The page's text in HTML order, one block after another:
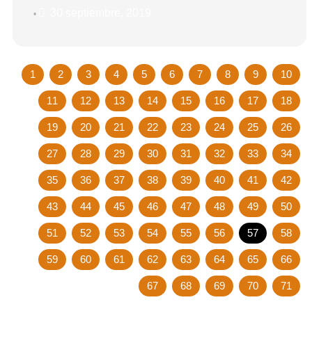
•
1 2 3 4 5 6 7 8 9 10
11 12 13 14 15 16 17 18
19 20 21 22 23 24 25 26
27 28 29 30 31 32 33 34
35 36 37 38 39 40 41 42
43 44 45 46 47 48 49 50
51 52 53 54 55 56 57 58
59 60 61 62 63 64 65 66
67 68 69 70 71